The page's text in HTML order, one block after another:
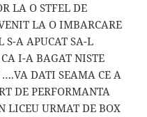
LA O STFEL DE
LA O IMBARCARE
S-A APUCAT SA-L
I-A BAGAT NISTE
DATI SEAMA CE A
DE PERFORMANTA
LICEU URMAT DE BOX